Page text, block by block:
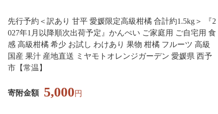
先行予約＜訳あり 甘平 愛媛限定高級柑橘 合計約1.5kg＞ 『2
027年1月以降順次出荷予定』かんぺい ご家庭用 ご自宅用 食
感 高級柑橘 希少 お試し わけあり 果物 柑橘 フルーツ 高級
国産 果汁 産地直送 ミヤモトオレンジガーデン 愛媛県 西予
市【常温】
寄附金額 5,000円